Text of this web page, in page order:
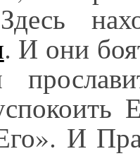
. И они
И